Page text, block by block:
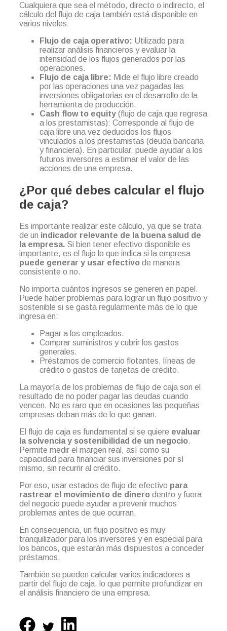
Cualquiera que sea el método, directo o indirecto, el
cálculo del flujo de caja también está disponible en
varios niveles:
Flujo de caja operativo: Utilizado para
realizar análisis financieros y evaluar la
intensidad de los flujos generados por las
operaciones.
Flujo de caja libre: Mide el flujo libre creado
por las operaciones una vez pagadas las
inversiones obligatorias en el desarrollo de la
herramienta de producción.
Cash flow to equity (flujo de caja que regresa
a los prestamistas): Corresponde al flujo de
caja libre una vez deducidos los flujos
vinculados a los prestamistas (deuda bancaria
y financiera). En particular, puede ayudar a los
futuros inversores a estimar el valor de las
acciones de una empresa.
¿Por qué debes calcular el flujo
de caja?
Es importante realizar este cálculo, ya que se trata
de un indicador relevante de la buena salud de
la empresa. Si bien tener efectivo disponible es
importante, es el flujo lo que indica si la empresa
puede generar y usar efectivo de manera
consistente o no.
No importa cuántos ingresos se generen en papel.
Puede haber problemas para lograr un flujo positivo y
sostenible si se gasta regularmente más de lo que
ingresa en:
Pagar a los empleados.
Comprar suministros y cubrir los gastos
generales.
Préstamos de comercio flotantes, líneas de
crédito o gastos de tarjetas de crédito.
La mayoría de los problemas de flujo de caja son el
resultado de no poder pagar las deudas cuando
vencen. No es raro que en ocasiones las pequeñas
empresas deban más de lo que ganan.
El flujo de caja es fundamental si se quiere evaluar
la solvencia y sostenibilidad de un negocio.
Permite medir el margen real, así como su
capacidad para financiar sus inversiones por sí
mismo, sin recurrir al crédito.
Por eso, usar estados de flujo de efectivo para
rastrear el movimiento de dinero dentro y fuera
del negocio puede ayudar a prevenir muchos
problemas antes de que ocurran.
En consecuencia, un flujo positivo es muy
tranquilizador para los inversores y en especial para
los bancos, que estarán más dispuestos a conceder
préstamos.
También se pueden calcular varios indicadores a
partir del flujo de caja, lo que permite profundizar en
el análisis financiero de una empresa.